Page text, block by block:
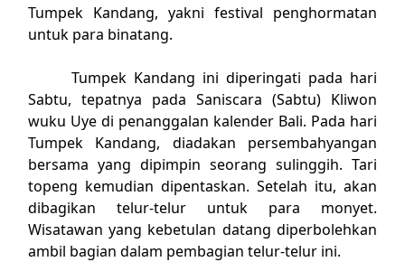
Tumpek Kandang, yakni festival penghormatan
untuk para binatang.
Tumpek Kandang ini diperingati pada hari
Sabtu, tepatnya pada Saniscara (Sabtu) Kliwon
wuku Uye di penanggalan kalender Bali. Pada hari
Tumpek Kandang, diadakan persembahyangan
bersama yang dipimpin seorang sulinggih. Tari
topeng kemudian dipentaskan. Setelah itu, akan
dibagikan telur-telur untuk para monyet.
Wisatawan yang kebetulan datang diperbolehkan
ambil bagian dalam pembagian telur-telur ini.